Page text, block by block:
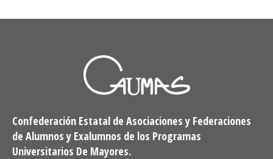
Confederación Estatal de Asociaciones y Federaciones
de Alumnos y Exalumnos de los Programas
Universitarios De Mayores.